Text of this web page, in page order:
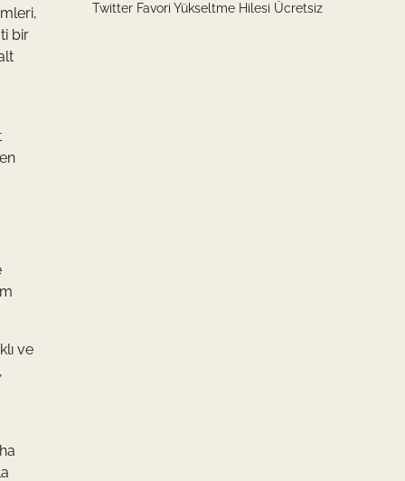
bir
ve
Twitter Favori Yükseltme Hilesi Ücretsiz